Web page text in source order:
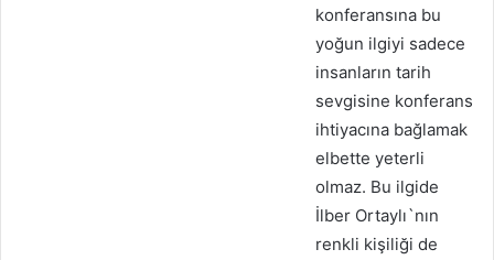
konferansına bu
yoğun ilgiyi sadece
insanların tarih
sevgisine konferans
ihtiyacına bağlamak
elbette yeterli
olmaz. Bu ilgide
İlber Ortaylı`nın
renkli kişiliği de